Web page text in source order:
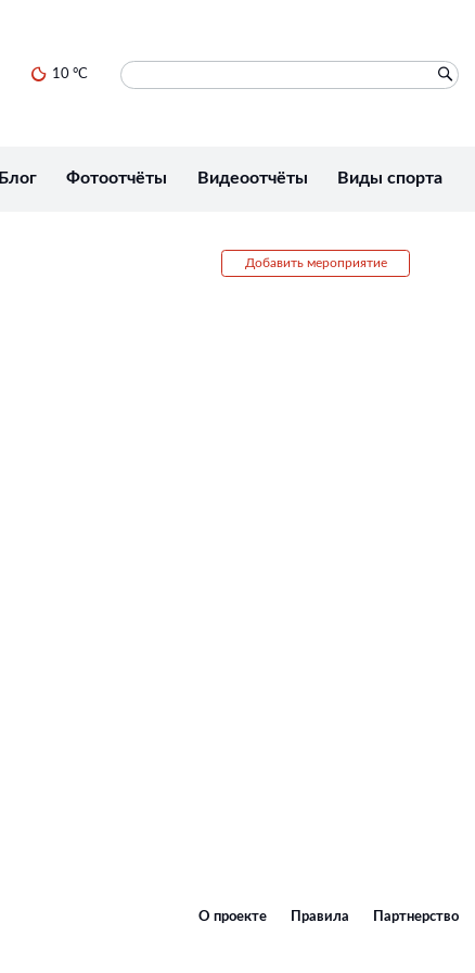
10 °C
Блог Фотоотчёты Видеоотчёты Виды спорта
Добавить мероприятие
О проекте Правила Партнерство